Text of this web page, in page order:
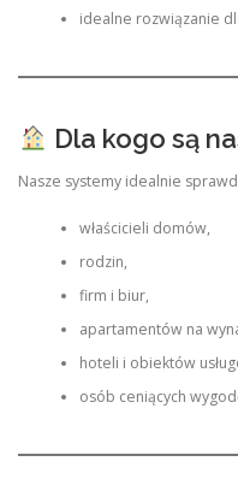
idealne rozwiązanie
Dla kogo są
Nasze systemy idealnie
właścicieli domów,
rodzin,
firm i biur,
apartamentów na
hoteli i obiektów
osób ceniących